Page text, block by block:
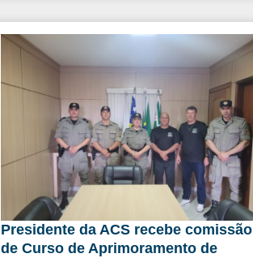
Presidente da ACS recebe comissão
de Curso de Aprimoramento de